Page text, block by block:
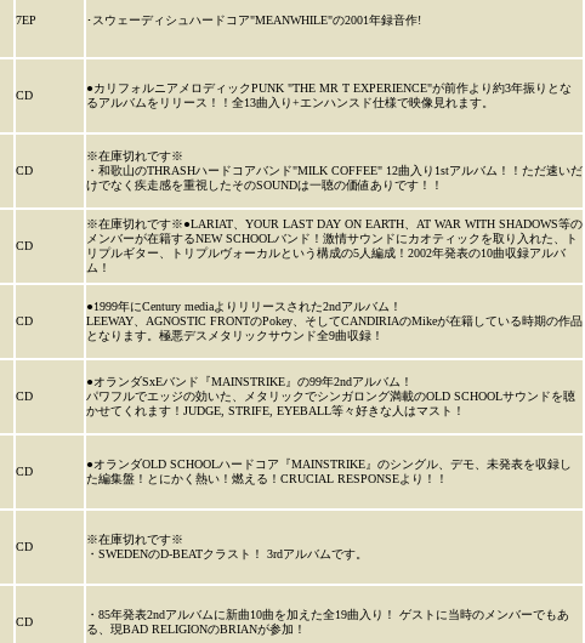
7EP ･スウェーディシュハードコア"MEANWHILE"の2001年録音作!
CD
●カリフォルニアメロディックPUNK "THE MR T EXPERIENCE"が前作より約3年振りとな
るアルバムをリリース！！全13曲入り+エンハンスド仕様で映像見れます。
CD
※在庫切れです※
・和歌山のTHRASHハードコアバンド"MILK COFFEE" 12曲入り1stアルバム！！ただ速いだ
けでなく疾走感を重視したそのSOUNDは一聴の価値ありです！！
CD
※在庫切れです※●LARIAT、YOUR LAST DAY ON EARTH、AT WAR WITH SHADOWS等の
メンバーが在籍するNEW SCHOOLバンド！激情サウンドにカオティックを取り入れた、ト
リプルギター、トリプルヴォーカルという構成の5人編成！2002年発表の10曲収録アルバ
ム！
CD
●1999年にCentury mediaよりリリースされた2ndアルバム！
LEEWAY、AGNOSTIC FRONTのPokey、そしてCANDIRIAのMikeが在籍している時期の作品
となります。極悪デスメタリックサウンド全9曲収録！
CD
●オランダSxEバンド『MAINSTRIKE』の99年2ndアルバム！
パワフルでエッジの効いた、メタリックでシンガロング満載のOLD SCHOOLサウンドを聴
かせてくれます！JUDGE, STRIFE, EYEBALL等々好きな人はマスト！
CD
●オランダOLD SCHOOLハードコア『MAINSTRIKE』のシングル、デモ、未発表を収録し
た編集盤！とにかく熱い！燃える！CRUCIAL RESPONSEより！！
CD
※在庫切れです※
・SWEDENのD-BEATクラスト！ 3rdアルバムです。
CD
・85年発表2ndアルバムに新曲10曲を加えた全19曲入り！ ゲストに当時のメンバーでもあ
る、現BAD RELIGIONのBRIANが参加！